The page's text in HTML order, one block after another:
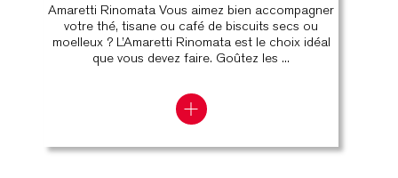
Amaretti Rinomata Vous aimez bien accompagner
votre thé, tisane ou café de biscuits secs ou
moelleux ? L’Amaretti Rinomata est le choix idéal
que vous devez faire. Goûtez les ...